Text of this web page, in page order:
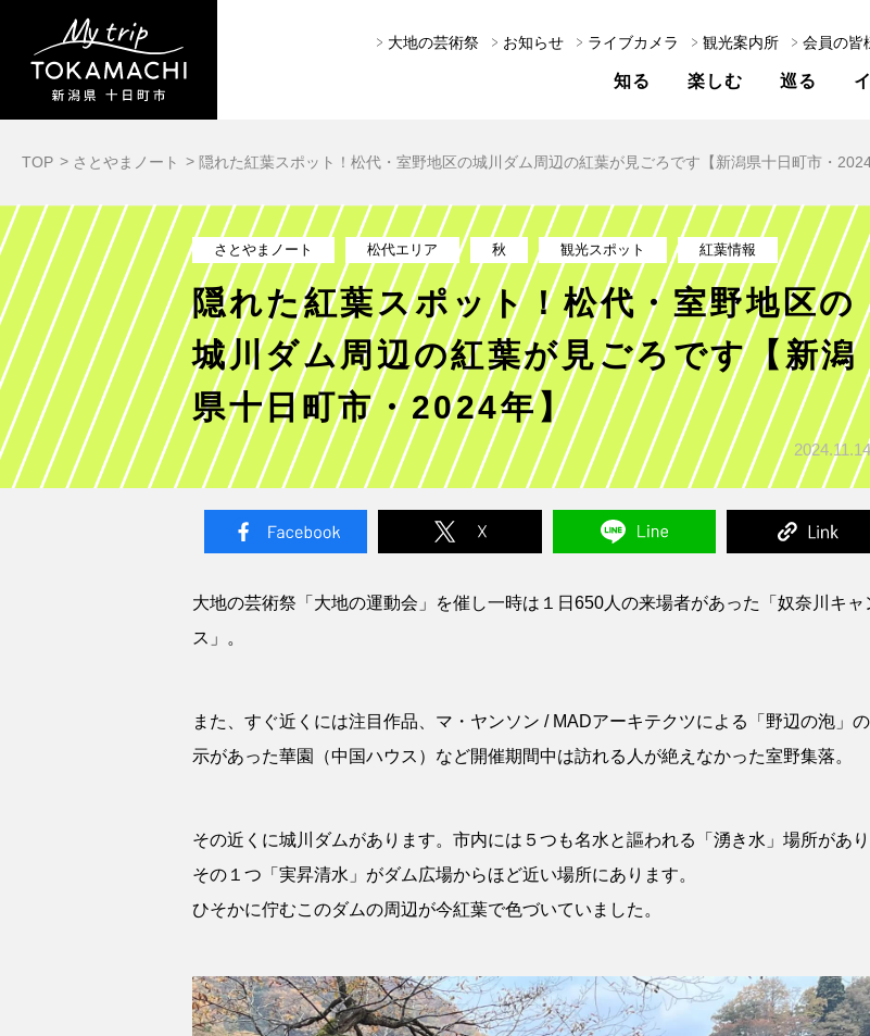
知る 楽しむ 巡る
大地の芸術祭 お知らせ ライブカメラ 観光案内所 会員の皆
TOP さとやまノート 隠れた紅葉スポット！松代・室野地区の城川ダム周辺の紅葉が見ごろです【新潟県十日町市・2024
さとやまノート 松代エリア 秋 観光スポット 紅葉情報
隠れた紅葉スポット！松代・室野地区の
城川ダム周辺の紅葉が見ごろです【新潟
県十日町市・2024年】
2024.11.14
大地の芸術祭「大地の運動会」を催し一時は１日650人の来場者があった「奴奈川キャ
ス」。
また、すぐ近くには注目作品、マ・ヤンソン / MADアーキテクツによる「野辺の泡」
示があった華園（中国ハウス）など開催期間中は訪れる人が絶えなかった室野集落。
その近くに城川ダムがあります。市内には５つも名水と謳われる「湧き水」場所があり
その１つ「実昇清水」がダム広場からほど近い場所にあります。
ひそかに佇むこのダムの周辺が今紅葉で色づいていました。